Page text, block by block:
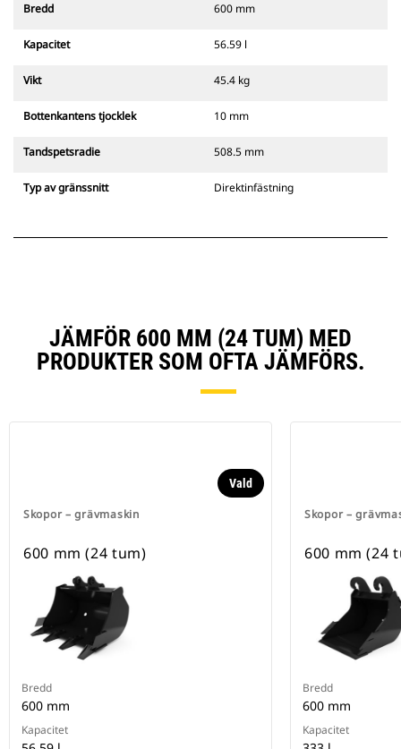
Bredd 600 mm
Kapacitet 56.59 l
Vikt 45.4 kg
Bottenkantens tjocklek 10 mm
Tandspetsradie 508.5 mm
Typ av gränssnitt Direktinfästning
JÄMFÖR 600 MM (24 TUM) MED
PRODUKTER SOM OFTA JÄMFÖRS.
Skopor – grävmaskin
Vald
600 mm (24 tum)
Bredd
600 mm
Kapacitet
Skopor –
600 mm (24
Bredd
600 mm
Kapacitet